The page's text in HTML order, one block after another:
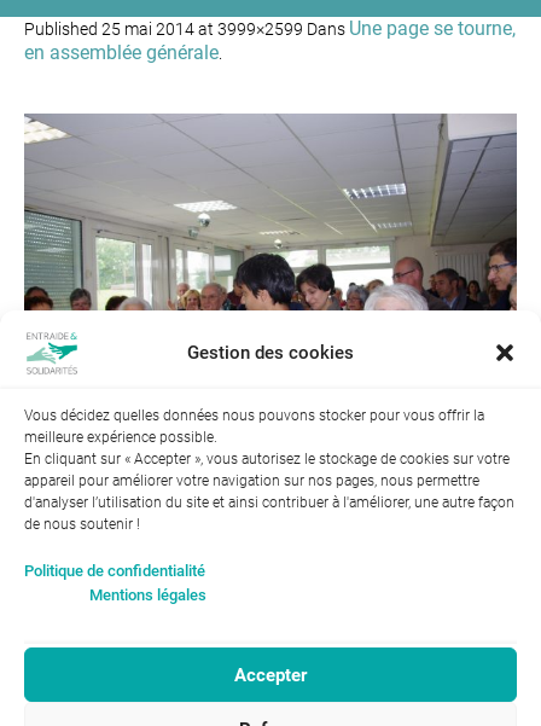
Gestion des cookies
Vous décidez quelles données nous pouvons stocker pour vous offrir la
meilleure expérience possible.
En cliquant sur « Accepter », vous autorisez le stockage de cookies sur votre
appareil pour améliorer votre navigation sur nos pages, nous permettre
d'analyser l’utilisation du site et ainsi contribuer à l'améliorer, une autre façon
de nous soutenir !
Politique de confidentialité
Mentions légales
Accepter
Published 25 mai 2014at 3999×2599 Dans Une page se tourne,
en assemblée générale
femmes : 94
Entraide et Solidarités
RGPD-Confidentialité|